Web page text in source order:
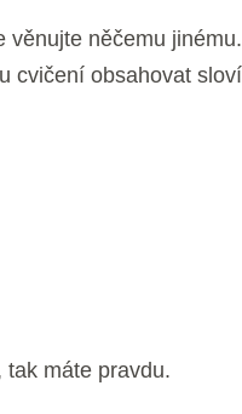
něčemu
cvičení obsahovat
máte pravdu.